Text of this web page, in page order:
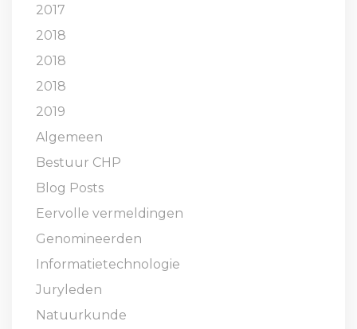
2017
2018
2018
2018
2019
Algemeen
Bestuur CHP
Blog Posts
Eervolle vermeldingen
Genomineerden
Informatietechnologie
Juryleden
Natuurkunde